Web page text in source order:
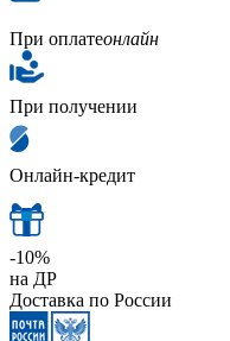
При оплатеонлайн
При получении
Онлайн-кредит
-10%
на ДР
Доставка по России